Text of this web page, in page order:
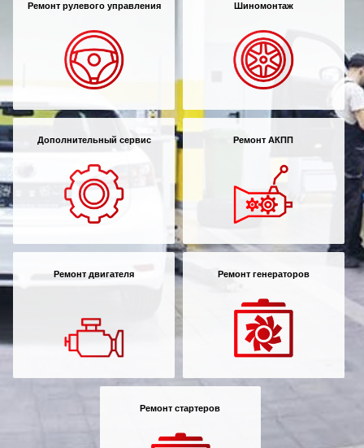
Ремонт рулевого управления Шиномонтаж
Дополнительный сервис Ремонт АКПП
Ремонт двигателя Ремонт генераторов
Ремонт стартеров